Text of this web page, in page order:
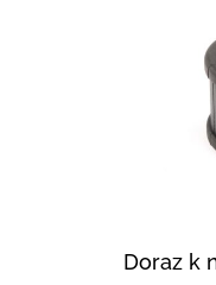
Doraz k